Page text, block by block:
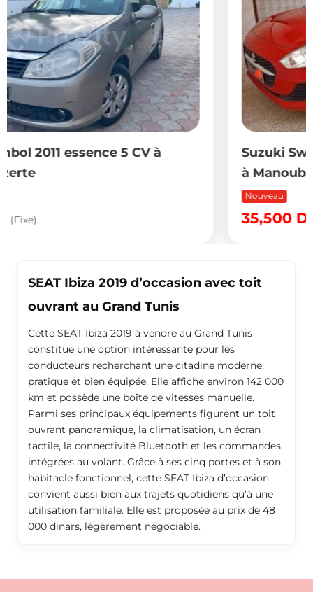
Suzuki Swift 2022 essence 4 CV à vendre
à Manouba
35,500
SEAT Ibiza 2019 d’occasion avec toit
ouvrant au Grand Tunis
Cette SEAT Ibiza 2019 à vendre au Grand Tunis
constitue une option intéressante pour les
conducteurs recherchant une citadine moderne,
pratique et bien équipée. Elle affiche environ 142 000
km et possède une boîte de vitesses manuelle.
Parmi ses principaux équipements figurent un toit
ouvrant panoramique, la climatisation, un écran
tactile, la connectivité Bluetooth et les commandes
intégrées au volant. Grâce à ses cinq portes et à son
habitacle fonctionnel, cette SEAT Ibiza d’occasion
convient aussi bien aux trajets quotidiens qu’à une
utilisation familiale. Elle est proposée au prix de 48
000 dinars, légèrement négociable.